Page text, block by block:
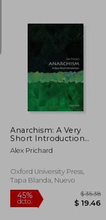
$ 46.71
$ 25.69
45%
dcto.
Anarchism: A Very
Short Introduction
(Very Short
Introductions) (en
Alex Prichard
Oxford University Press,
Tapa Blanda, Nuevo